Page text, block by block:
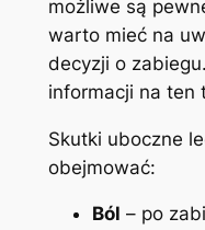
możliwe‍ są
warto mieć na
decyzji o
informacji na ten​
Skutki ⁢uboczne
obejmować:
Ból –⁤ po